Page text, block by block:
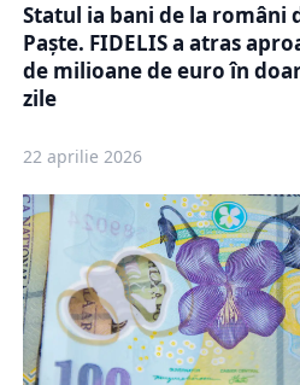
Statul ia bani de la români
Paște. FIDELIS a atras
de milioane de euro în
zile
22 aprilie 2026